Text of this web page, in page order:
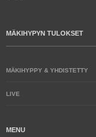
MÄKIHYPYN TULOKSET
MÄKIHYPPY & YHDISTETTY
LIVE
MENU